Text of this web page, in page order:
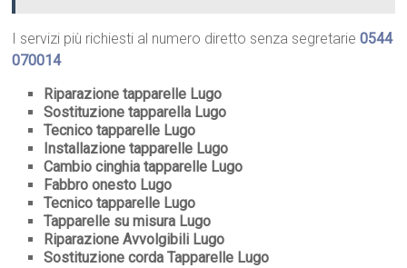
I servizi più richiesti al numero diretto senza segretarie0544
070014
Riparazione tapparelle Lugo
Sostituzione tapparella Lugo
Tecnico tapparelle Lugo
Installazione tapparelle Lugo
Cambio cinghia tapparelle Lugo
Fabbro onesto Lugo
Tecnico tapparelle Lugo
Tapparelle su misura Lugo
Riparazione Avvolgibili Lugo
Sostituzione corda Tapparelle Lugo